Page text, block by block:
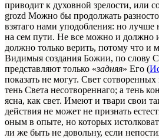
приводит к духовной зрелости, или
grozd Можно бы продолжать
взятаго нами уподобления: но лучше
на сем пути. Не все можно и должно
должно только верить, потому что и
Видимыя создания Божии, по слову
представляют только «задняя» Его (
показать не могут. Свет
тень Света несотвореннаго; а тень
ясна, как свет. Имеют и твари свои
действия не может не признать
оным в опыте, но которых
ли же быть не довольну, если